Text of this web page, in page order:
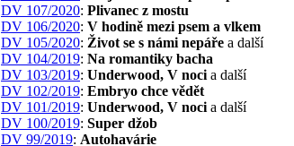
DV 107/2020: Plivanec z mostu
DV 106/2020: V hodině mezi psem a vlkem
DV 105/2020: Život se s námi nepáře a další
DV 104/2019: Na romantiky bacha
DV 103/2019: Underwood, V noci a další
DV 102/2019: Embryo chce vědět
DV 101/2019: Underwood, V noci a další
DV 100/2019: Super džob
DV 99/2019: Autohavárie